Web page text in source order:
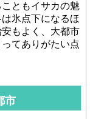
ともイサカの魅
氷点下になるほ
もよく、大都市
てありがたい点
市